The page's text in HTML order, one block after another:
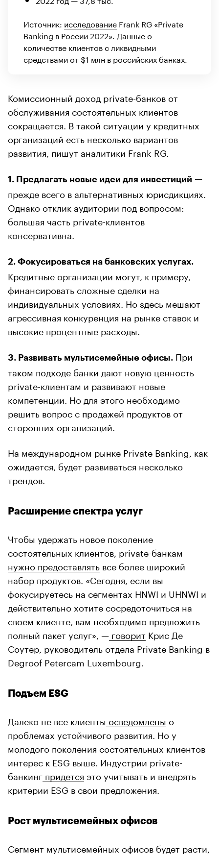
Источник: исследование Frank RG «Private
Banking в России 2022». Данные о
количестве клиентов с ликвидными
средствами от $1 млн в российских банках.
Комиссионный доход private-банков от
обслуживания состоятельных клиентов
сокращается. В такой ситуации у кредитных
организаций есть несколько вариантов
развития, пишут аналитики Frank RG.
1. Предлагать новые идеи для инвестиций —
прежде всего в альтернативных юрисдикциях.
Однако отклик аудитории под вопросом:
большая часть private-клиентов
консервативна.
2. Фокусироваться на банковских услугах.
Кредитные организации могут, к примеру,
финансировать сложные сделки на
индивидуальных условиях. Но здесь мешают
агрессивная конкуренция на рынке ставок и
высокие процентные расходы.
3. Развивать мультисемейные офисы. При
таком подходе банки дают новую ценность
private-клиентам и развивают новые
компетенции. Но для этого необходимо
решить вопрос с продажей продуктов от
сторонних организаций.
На международном рынке Private Banking, как
ожидается, будет развиваться несколько
трендов.
Расширение спектра услуг
Чтобы удержать новое поколение
состоятельных клиентов, private-банкам
нужно предоставлять все более широкий
набор продуктов. «Сегодня, если вы
фокусируетесь на сегментах HNWI и UHNWI и
действительно хотите сосредоточиться на
своем клиенте, вам необходимо предложить
полный пакет услуг», — говорит Крис Де
Соутер, руководитель отдела Private Banking в
Degroof Petercam Luxembourg.
Подъем ESG
Далеко не все клиенты осведомлены о
проблемах устойчивого развития. Но у
молодого поколения состоятельных клиентов
интерес к ESG выше. Индустрии private-
банкинг придется это учитывать и внедрять
критерии ESG в свои предложения.
Рост мультисемейных офисов
Сегмент мультисемейных офисов будет расти,